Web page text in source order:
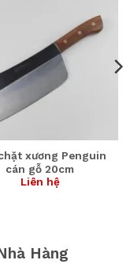
xương Penguin
cán gỗ 20cm
Liên hệ
Hàng